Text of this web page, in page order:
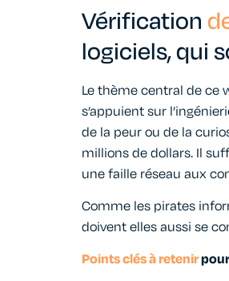
Vérification
logiciels,qui
Le thème central de ce
s’appuient sur
de la peur ou de la
millions de dollars. Il
une faille réseau aux
Comme les pirates
doivent elles aussi se
Points clés à retenir